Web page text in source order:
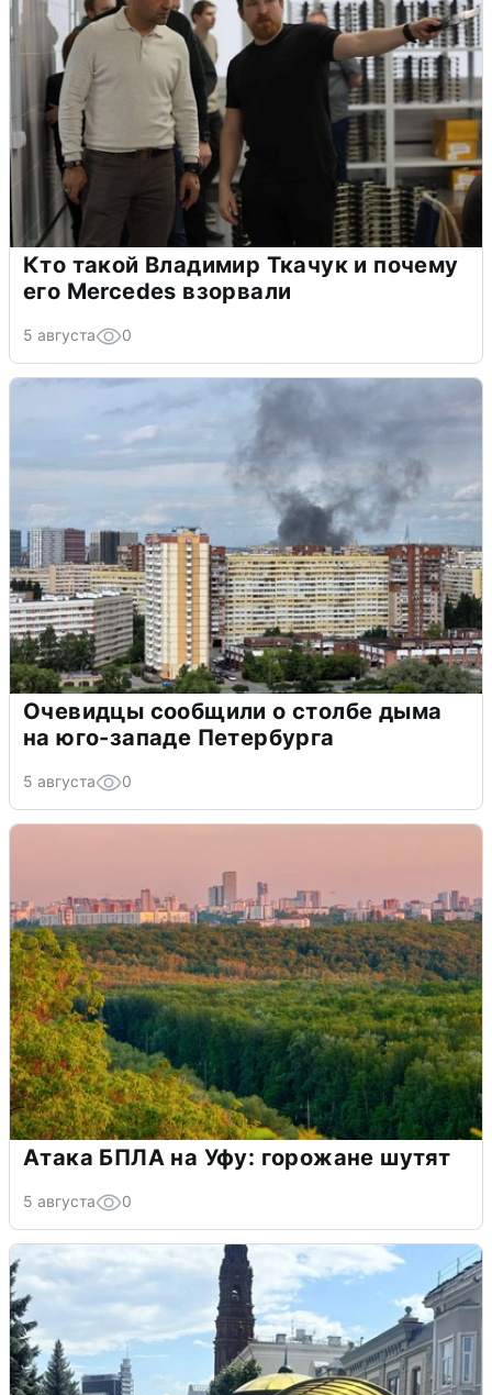
Кто такой Владимир Ткачук и почему
его Mercedes взорвали
5 августа 0
Очевидцы сообщили о столбе дыма
на юго-западе Петербурга
5 августа 0
Атака БПЛА на Уфу: горожане шутят
5 августа 0